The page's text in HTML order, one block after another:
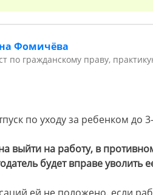
Фомичёва
по гражданскому праву,
по уходу за ребенком до
выйти на работу, в
будет вправе уволить